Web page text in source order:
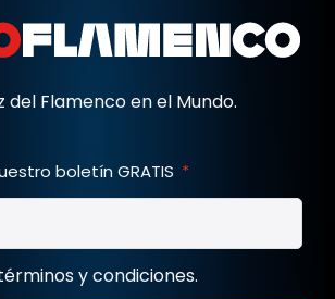
del Flamenco en el Mundo.
boletín GRATIS
y condiciones.